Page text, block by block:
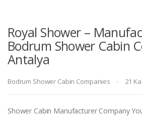
Royal Shower –
Bodrum Shower Cabin
Antalya
Bodrum Shower Cabin Companies 21
Shower Cabin Manufacturer Company